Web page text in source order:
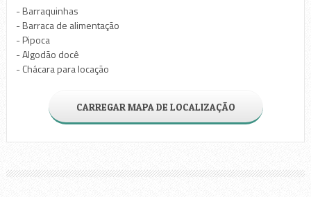
- Barraquinhas
- Barraca de alimentação
- Pipoca
- Algodão docê
- Chácara para locação
CARREGAR MAPA DE LOCALIZAÇÃO